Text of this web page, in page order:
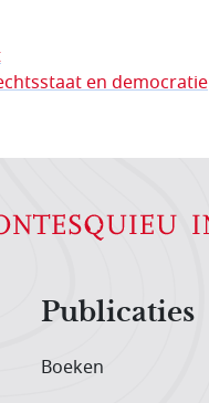
en democratie
Publicaties
Boeken